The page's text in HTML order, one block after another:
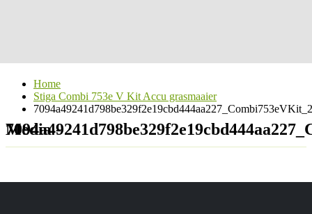
Home
Stiga Combi 753e V Kit Accu grasmaaier
Media -